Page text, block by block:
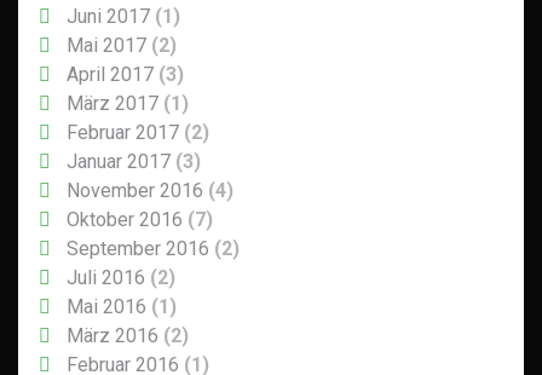
Juni 2017 (1)
Mai 2017 (2)
April 2017 (3)
März 2017 (1)
Februar 2017 (2)
Januar 2017 (3)
November 2016 (4)
Oktober 2016 (7)
September 2016 (2)
Juli 2016 (2)
Mai 2016 (1)
März 2016 (2)
Februar 2016 (1)